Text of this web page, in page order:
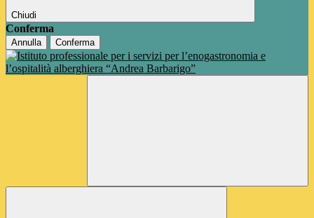
Chiudi
Conferma
Annulla Conferma